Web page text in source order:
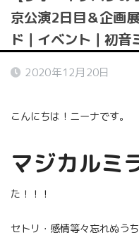
京公演2日目＆企画
ド｜イベント｜初音
2020年12月20日
こんにちは！ニーナです。
マジカルミ
た！！！
セトリ・感情等々忘れぬう